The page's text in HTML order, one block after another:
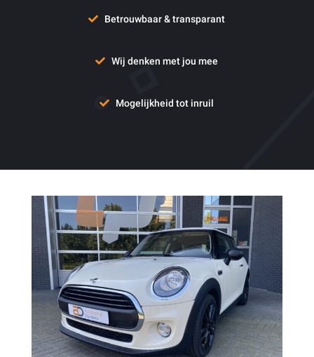
Betrouwbaar & transparant
Wij denken met jou mee
Mogelijkheid tot inruil